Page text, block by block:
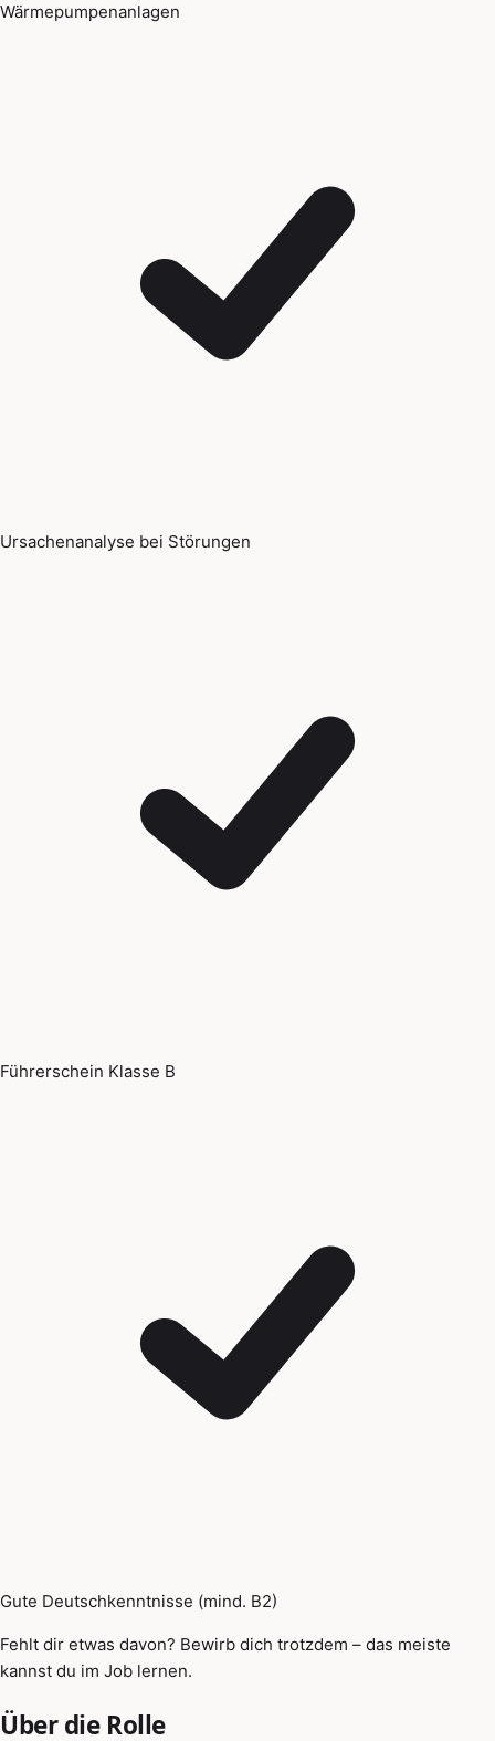
Wärmepumpenanlagen
Ursachenanalyse bei Störungen
Führerschein Klasse B
Gute Deutschkenntnisse (mind. B2)
Fehlt dir etwas davon? Bewirb dich trotzdem – das meiste
kannst du im Job lernen.
Über die Rolle